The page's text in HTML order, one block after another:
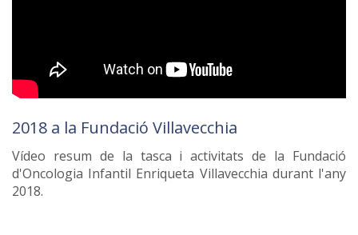
2018 a la Fundació Villavecchia
Vídeo resum de la tasca i activitats de la Fundació
d'Oncologia Infantil Enriqueta Villavecchia durant l'any
2018.